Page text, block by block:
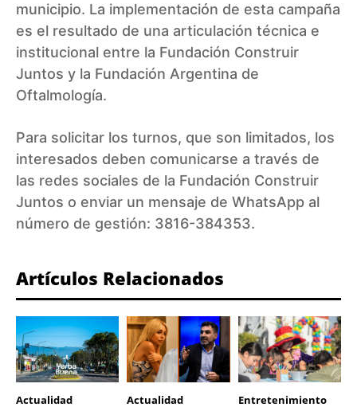
municipio. La implementación de esta campaña
es el resultado de una articulación técnica e
institucional entre la Fundación Construir
Juntos y la Fundación Argentina de
Oftalmología.
Para solicitar los turnos, que son limitados, los
interesados deben comunicarse a través de
las redes sociales de la Fundación Construir
Juntos o enviar un mensaje de WhatsApp al
número de gestión: 3816-384353.
Artículos Relacionados
Actualidad Actualidad Entretenimiento